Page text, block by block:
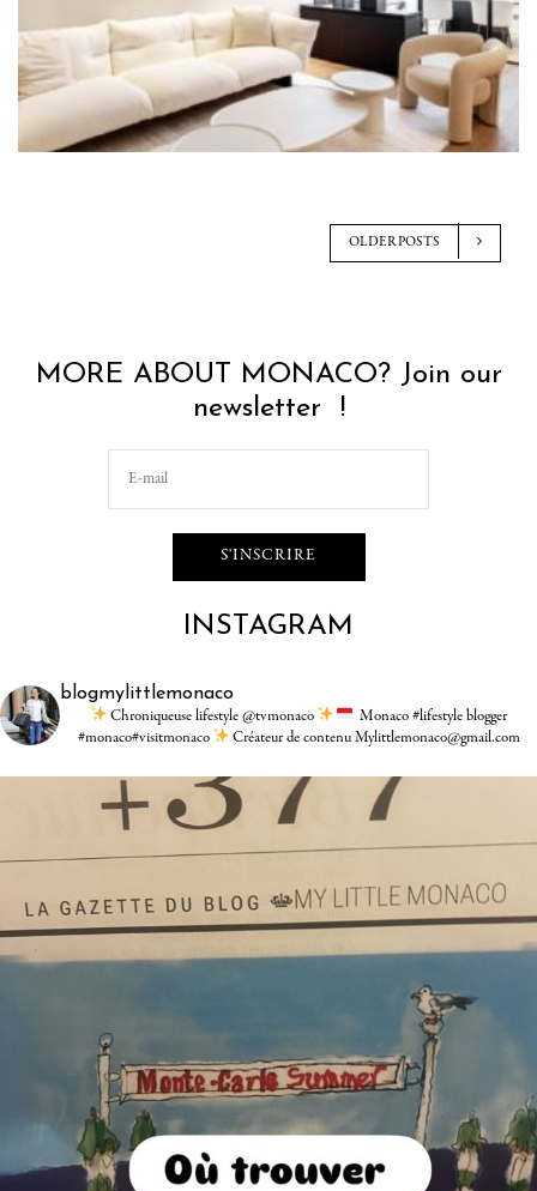
OLDER POSTS
MORE ABOUT MONACO? Join our
newsletter !
INSTAGRAM
blogmylittlemonaco
Chroniqueuse lifestyle @tvmonaco
Monaco #lifestyle blogger
#monaco#visitmonaco
Créateur de contenu Mylittlemonaco@gmail.com